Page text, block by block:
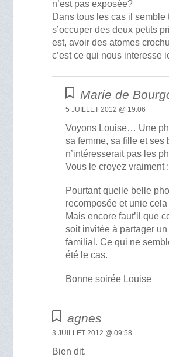
n’est pas exposée?
Dans tous les cas il semble
s’occuper des deux petits
est, avoir des atomes
c’est ce qui nous interesse
Marie de
5 JUILLET 2012 @ 19:06
Voyons Louise… Une
sa femme, sa fille et ses
n’intéresserait pas les
Vous le croyez vraiment
Pourtant quelle belle
recomposée et unie
Mais encore faut’il que
soit invitée à partager
familial. Ce qui ne
été le cas.
Bonne soirée Louise
agnes
3 JUILLET 2012 @ 09:58
Bien dit.